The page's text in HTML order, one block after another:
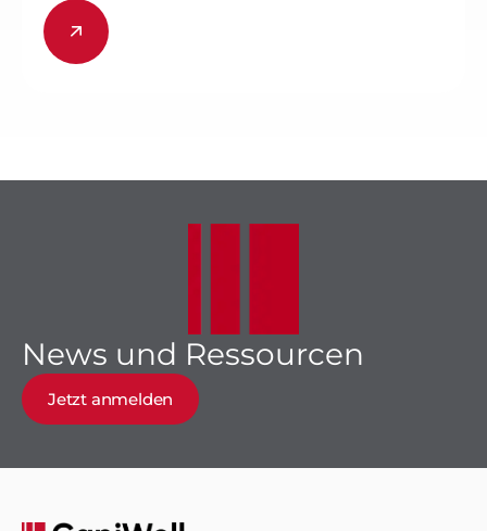
News und Ressourcen
Jetzt anmelden